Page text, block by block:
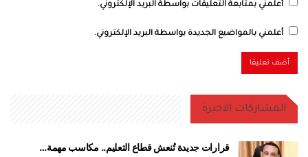
أعلمني بمتابعة التعليقات بواسطة البريد الإلكتروني.
أعلمني بالمواضيع الجديدة بواسطة البريد الإلكتروني.
المشاركات الاخيرة
قرارات جديدة تُنعش قطاع التعليم.. مكاسب مهمة…